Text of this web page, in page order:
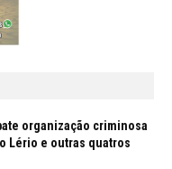
organização criminosa
Lério e outras quatros